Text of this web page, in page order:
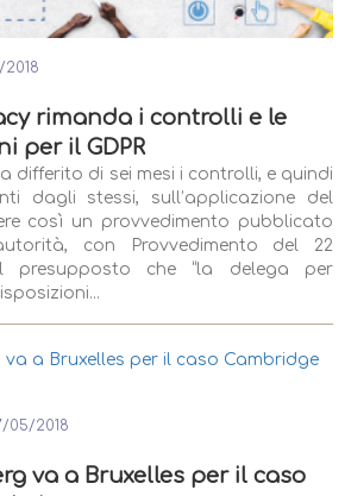
rimanda i controlli e le
per il GDPR
differito di sei mesi i controlli, e quindi
dagli stessi, sull’applicazione del
così un provvedimento pubblicato
con Provvedimento del 22
presupposto che “la delega per
05/2018
va a Bruxelles per il caso